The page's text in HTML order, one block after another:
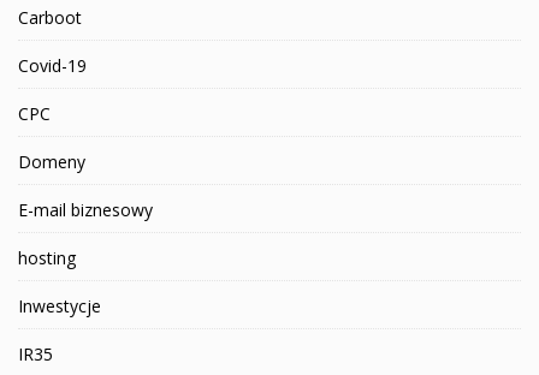
Carboot
Covid-19
CPC
Domeny
E-mail biznesowy
hosting
Inwestycje
IR35